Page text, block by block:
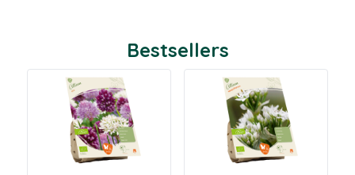
Bestsellers